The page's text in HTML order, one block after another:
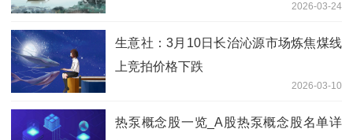
2026-03-24
生意社：3月10日长治沁源市场炼焦煤线
上竞拍价格下跌
2026-03-10
热泵概念股一览_A股热泵概念股名单详